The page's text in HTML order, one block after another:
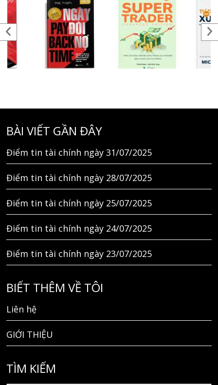
BÀI VIẾT GẦN ĐÂY
Điểm tin tài chính ngày 31/07/2025
Điểm tin tài chính ngày 28/07/2025
Điểm tin tài chính ngày 25/07/2025
Điểm tin tài chính ngày 24/07/2025
Điểm tin tài chính ngày 23/07/2025
BIẾT THÊM VỀ TÔI
Liên hệ
GIỚI THIỆU
TÌM KIẾM